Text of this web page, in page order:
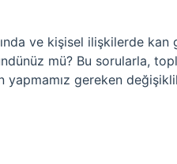
ve kişisel ilişkilerde
mü? Bu sorularla,
yapmamız gereken